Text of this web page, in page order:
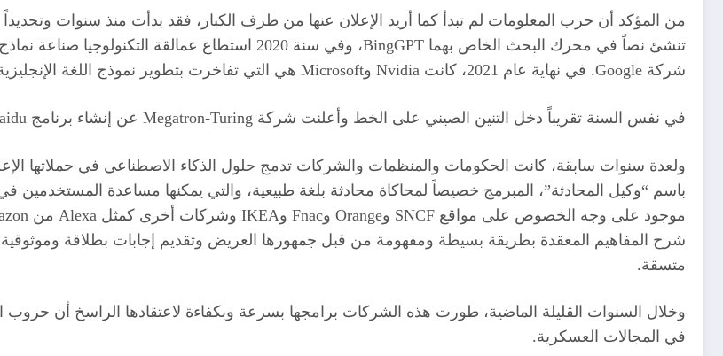
شركة Google. في نهاية عام 2021، كانت Nvidia وMicrosoft هي التي تفاخرت بتطوير نموذج اللغة الإنجليزية بأكبر عدد من المعلمات وصل إلى 530 ملياراً، لتوليد اللغة الطبيعية.
في نفس السنة تقريباً دخل التنين الصيني على الخط وأعلنت شركة Megatron-Turing عن إنشاء برنامج Baidu.
ولعدة سنوات سابقة، كانت الحكومات والمنظمات والشركات تدمج حلول الذكاء الاصطناعي في حملاتها
باسم “وكيل المحادثة”، المبرمج خصيصاً لمحاكاة محادثة بلغة طبيعية، والتي يمكنها مساعدة
شرح المفاهيم المعقدة بطريقة بسيطة ومفهومة من قبل جمهورها العريض وتقديم إجابات بطلاقة وموثوقية
متسقة.
وخلال السنوات القليلة الماضية، طورت هذه الشركات برامجها بسرعة وبكفاءة لاعتقادها الراسخ أن
في المجالات العسكرية.